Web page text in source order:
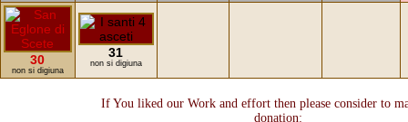
30
non si digiuna
31
non si digiuna
If You liked our Work and effort then please consider to
donation: